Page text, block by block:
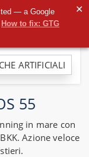
— a Google
How to fix: GTG
✕
ARTIFICIALI
55
in mare con
Azione veloce